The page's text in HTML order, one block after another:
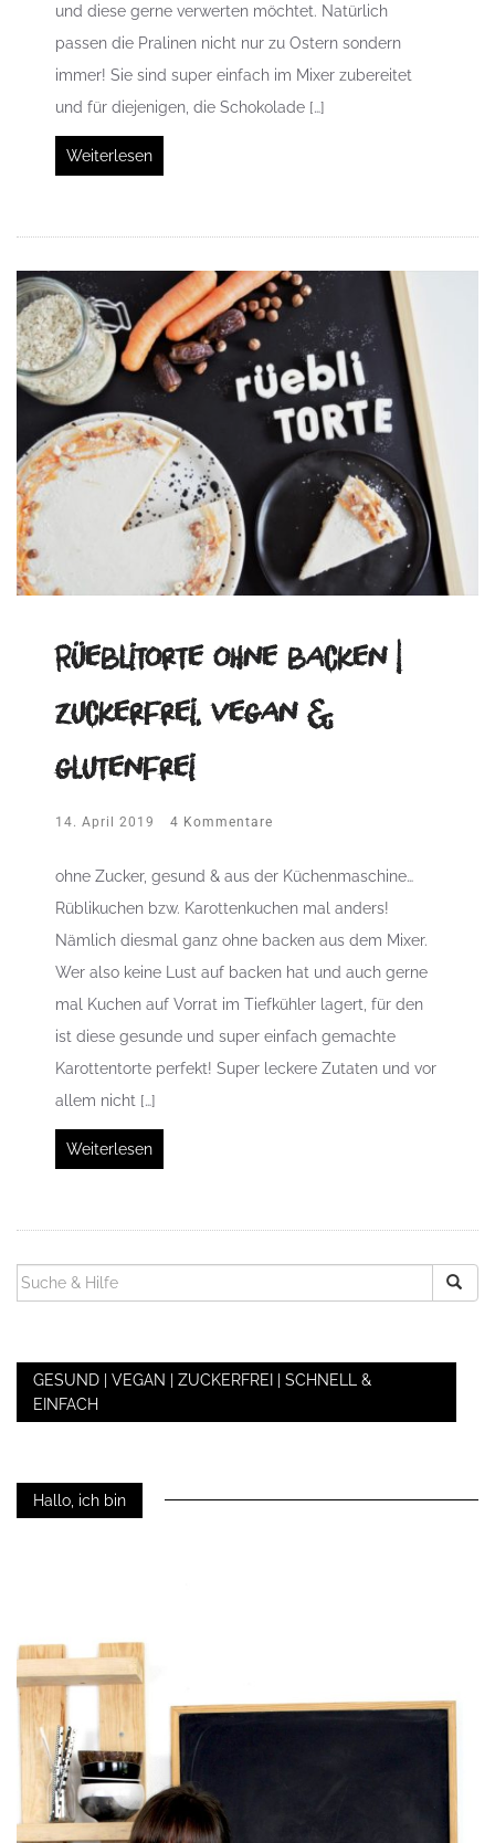
und diese gerne verwerten möchtet. Natürlich
passen die Pralinen nicht nur zu Ostern sondern
immer! Sie sind super einfach im Mixer zubereitet
und für diejenigen, die Schokolade […]
Weiterlesen
Rüeblitorte ohne backen |
zuckerfrei, vegan &
glutenfrei
14. April 2019 4 Kommentare
ohne Zucker, gesund & aus der Küchenmaschine…
Rüblikuchen bzw. Karottenkuchen mal anders!
Nämlich diesmal ganz ohne backen aus dem Mixer.
Wer also keine Lust auf backen hat und auch gerne
mal Kuchen auf Vorrat im Tiefkühler lagert, für den
ist diese gesunde und super einfach gemachte
Karottentorte perfekt! Super leckere Zutaten und vor
allem nicht […]
Weiterlesen
SUCHEN
NACH:
GESUND | VEGAN | ZUCKERFREI | SCHNELL &
EINFACH
Hallo, ich bin